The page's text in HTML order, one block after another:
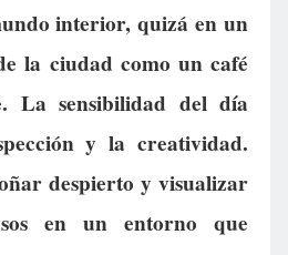
interior, quizá en un
la ciudad como un café
La sensibilidad del día
y la creatividad.
despierto y visualizar
en un entorno que